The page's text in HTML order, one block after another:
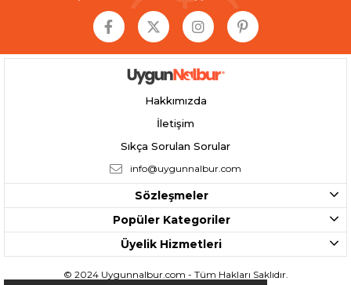
Hakkımızda
İletişim
Sıkça Sorulan Sorular
info@uygunnalbur.com
Sözleşmeler
Popüler Kategoriler
Üyelik Hizmetleri
© 2024 Uygunnalbur.com - Tüm Hakları Saklıdır.